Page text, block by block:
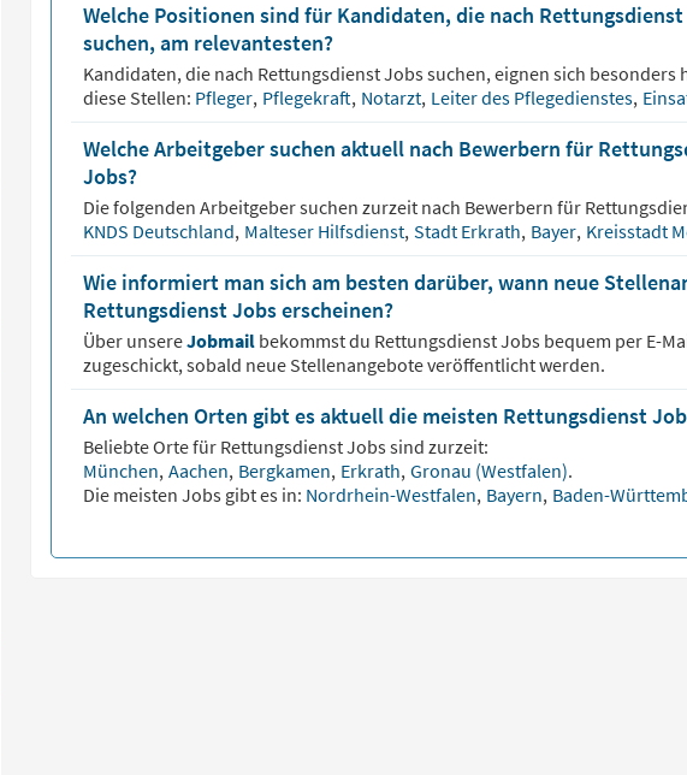
Welche Positionen sind für Kandidaten, die nach
suchen, am relevantesten?
Kandidaten, die nach RettungsdienstJobs suchen, eignen sich besonders
diese Stellen: Pfleger, Pflegekraft, Notarzt, Leiter des Pflegedienstes,
Welche Arbeitgeber suchen aktuell nach Bewerbern für
Jobs?
Die folgenden Arbeitgeber suchen zurzeit nach Bewerbern für
KNDS Deutschland, Malteser Hilfsdienst, Stadt Erkrath, Bayer, Kreisstadt
Wie informiert man sich am besten darüber, wann neue
Rettungsdienst Jobs erscheinen?
Über unsereJobmail bekommst du RettungsdienstJobs bequem per E-
zugeschickt, sobald neue Stellenangebote veröffentlicht werden.
An welchen Orten gibt es aktuell die meisten Rettungsdienst
Beliebte Orte für RettungsdienstJobs sind zurzeit:
München, Aachen, Bergkamen, Erkrath, Gronau (Westfalen).
Die meisten Jobs gibt es in: Nordrhein-Westfalen, Bayern, Baden-